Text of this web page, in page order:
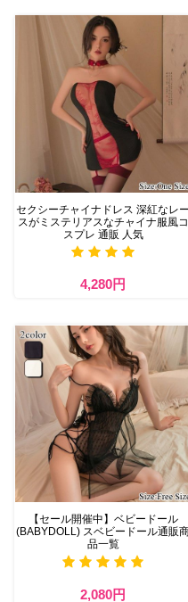
セクシーチャイナドレス 深紅なレー
スがミステリアスなチャイナ服風コ
スプレ 通販 人気
4,280円
【セール開催中】ベビードール
(BABYDOLL) スベビードール通販
品一覧
2,080円